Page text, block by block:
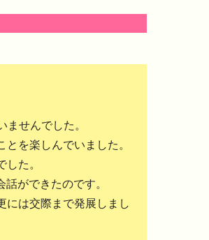
せんでした。
を楽しんでいました。
た。
ができたのです。
には交際まで発展しまし